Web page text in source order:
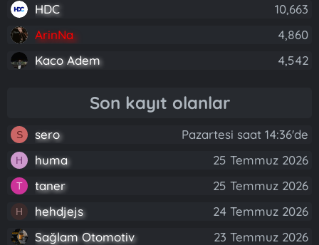
HDC
10,663
ArinNa
4,860
Kaco Adem
4,542
Son kayıt olanlar
S sero Pazartesi saat 14:36'de
H huma 25 Temmuz 2026
T taner 25 Temmuz 2026
H hehdjejs
24 Temmuz 2026
Sağlam Otomotiv
23 Temmuz 2026